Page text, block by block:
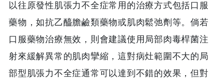
以往原發性肌張力不全症常用的治療方式包括口服
藥物，如抗乙醯膽鹼類藥物或肌肉鬆弛劑等。倘若
口服藥物治療無效，則會建議使用局部肉毒桿菌注
射來緩解異常的肌肉攣縮，這對病灶範圍不大的局
部型肌張力不全症通常可以達到不錯的效果，但對